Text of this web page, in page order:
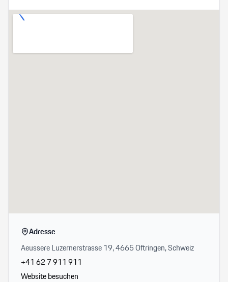
Adresse
Aeussere Luzernerstrasse 19, 4665 Oftringen, Schweiz
+41 62 7 911 911
Website besuchen